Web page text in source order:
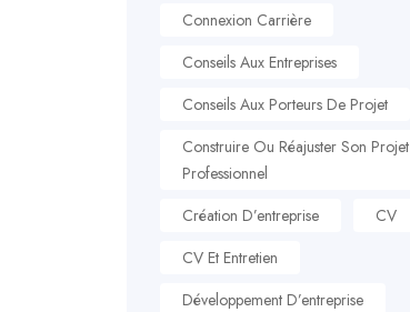
Connexion Carrière
Conseils Aux Entreprises
Conseils Aux Porteurs De Projet
Construire Ou Réajuster Son Projet
Professionnel
Création D’entreprise
CV
CV Et Entretien
Développement D’entreprise